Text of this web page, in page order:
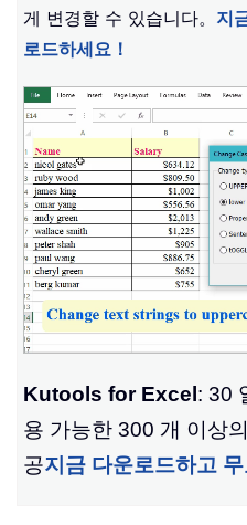
게 변경할 수 있습니다。 지
로드하세요！
Kutools for Excel: 30
용 가능한 300 개 이상
공지금 다운로드하고